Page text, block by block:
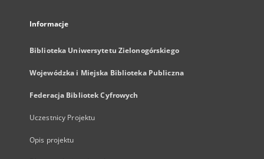
Informacje
Biblioteka Uniwersytetu Zielonogórskiego
Wojewódzka i Miejska Biblioteka Publiczna
Federacja Bibliotek Cyfrowych
Uczestnicy Projektu
Opis projektu